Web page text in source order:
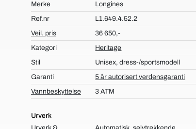
Merke
Longines
Ref.nr
L1.649.4.52.2
Veil. pris
36 650,-
Kategori
Heritage
Stil
Unisex, dress-/sportsmodell
Garanti
5 år autorisert verdensgaranti
Vannbeskyttelse
3 ATM
Urverk